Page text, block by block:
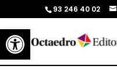
Abrir barra de herramientas
93 246 40 02